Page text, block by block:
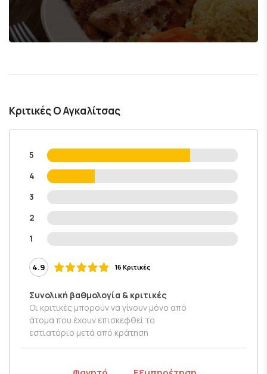
Κριτικές Ο Αγκαλίτσας
5
4
3
2
1
4.9 16 Κριτικές
Συνολική βαθμολογία & κριτικές
Οι κριτικές μπορούν να γίνουν μόνο από
άτομα που έχουν επισκεφθεί το
εστιατόριο μετά από κράτηση